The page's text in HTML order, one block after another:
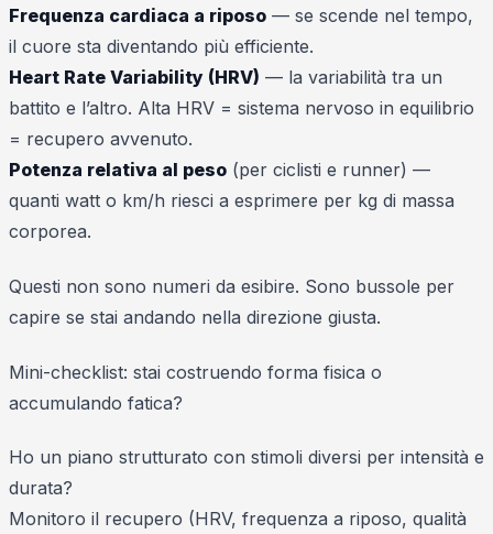
Frequenza cardiaca a riposo — se scende nel tempo,
il cuore sta diventando più efficiente.
Heart Rate Variability (HRV) — la variabilità tra un
battito e l’altro. Alta HRV = sistema nervoso in equilibrio
= recupero avvenuto.
Potenza relativa al peso (per ciclisti e runner) —
quanti watt o km/h riesci a esprimere per kg di massa
corporea.
Questi non sono numeri da esibire. Sono bussole per
capire se stai andando nella direzione giusta.
Mini-checklist: stai costruendo forma fisica o
accumulando fatica?
Ho un piano strutturato con stimoli diversi per intensità e
durata?
Monitoro il recupero (HRV, frequenza a riposo, qualità